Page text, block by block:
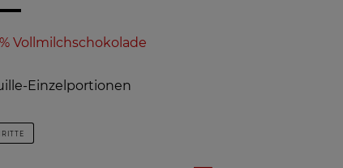
Vollmilchschokolade
Einzelportionen